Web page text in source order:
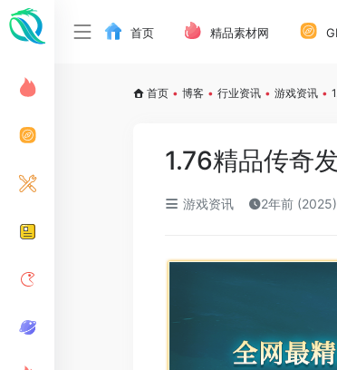
首页 精品素材网
首页 • 博客 • 行业资讯 • 游戏资讯 •
1.76精品传奇
游戏资讯 2年前